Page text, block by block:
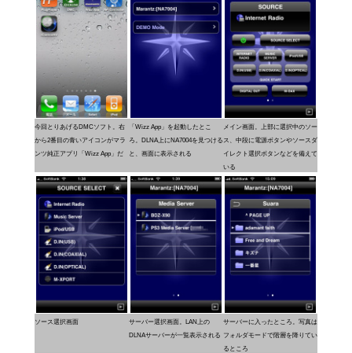
今回とりあげるDMCソフト。右
から2番目の青いアイコンがマラ
ンツ純正アプリ「Wizz App」だ
「Wizz App」を起動したとこ
ろ。DLNA上にNA7004を見つける
と、画面に表示される
メイン画面。上部に選択中のソー
ス、中段に電源ボタンやソースダ
イレクト選択ボタンなどを備えて
いる
ソース選択画面
サーバー選択画面。LAN上の
DLNAサーバーが一覧表示される
サーバーに入ったところ。写真は
フォルダモードで階層を降りてい
るところ